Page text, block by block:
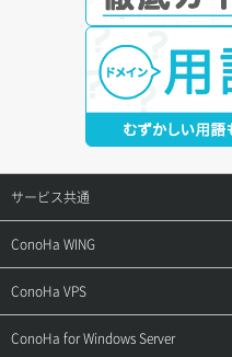
サービス共通
サポートトップ
ご契約・お支払い
ConoHa WING
サポートトップ
ご利用ガイド
ConoHa VPS
サポートトップ
ConoHa for Windows Server